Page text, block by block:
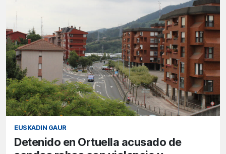
EUSKADIN GAUR
Detenido en Ortuella acusado de